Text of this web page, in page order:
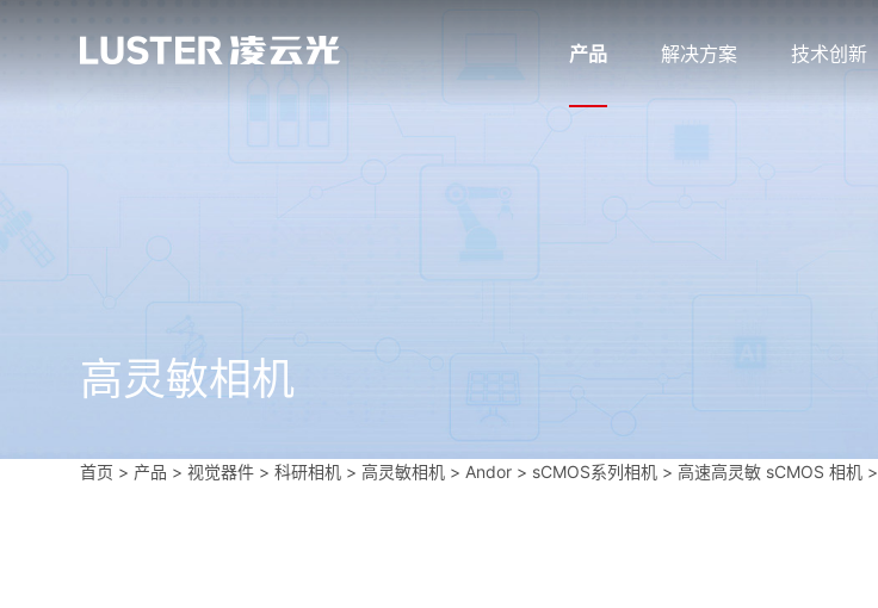
产品 解决方案 技术创新
高灵敏相机
首页 > 产品 > 视觉器件 >科研相机 >高灵敏相机 > Andor > sCMOS系列相机 >高速高灵敏 sCMOS 相机 >